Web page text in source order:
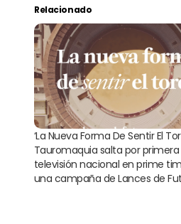
Relacionado
‘La Nueva Forma De Sentir El
Tauromaquia salta por primera
televisión nacional en prime
una campaña de Lances de